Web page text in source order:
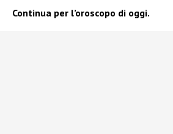
Continua per l’oroscopo di oggi.